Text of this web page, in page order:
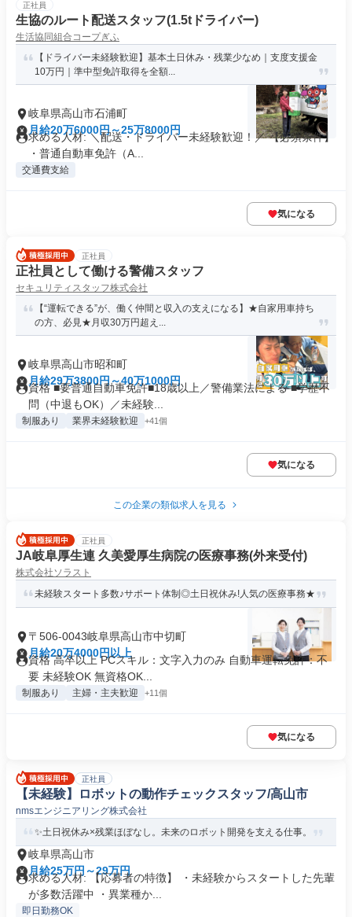
正社員
生協のルート配送スタッフ(1.5tドライバー)
生活協同組合コープぎふ
【ドライバー未経験歓迎】基本土日休み・残業少なめ｜支度支援金
10万円｜準中型免許取得を全額...
岐阜県高山市石浦町
月給20万6000円～25万8000円
求める人材: ＼配送・ドライバー未経験歓迎！／ 【必須条件】
・普通自動車免許（A...
交通費支給
気になる
正社員
正社員として働ける警備スタッフ
セキュリティスタッフ株式会社
【“運転できる”が、働く仲間と収入の支えになる】★自家用車持ち
の方、必見★月収30万円超え...
岐阜県高山市昭和町
月給29万3800円～40万1000円
資格 ■要普通自動車免許■18歳以上／警備業法による ■学歴不
問（中退もOK）／未経験...
制服あり 業界未経験歓迎 +41個
気になる
この企業の類似求人を見る
正社員
JA岐阜厚生連 久美愛厚生病院の医療事務(外来受付)
株式会社ソラスト
未経験スタート多数♪サポート体制◎土日祝休み!人気の医療事務★
〒506-0043岐阜県高山市中切町
月給20万4000円以上
資格 高卒以上 PCスキル：文字入力のみ 自動車運転免許：不
要 未経験OK 無資格OK...
制服あり 主婦・主夫歓迎 +11個
気になる
正社員
【未経験】ロボットの動作チェックスタッフ/高山市
nmsエンジニアリング株式会社
✨土日祝休み×残業ほぼなし。未来のロボット開発を支える仕事。
岐阜県高山市
月給25万円～29万円
求める人材: 【応募者の特徴】 ・未経験からスタートした先輩
が多数活躍中 ・異業種か...
即日勤務OK